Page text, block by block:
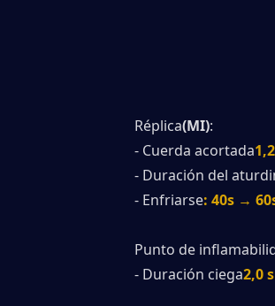
Réplica(MI):
- Cuerda acortada
- Duración del
- Enfriarse: 40s →
Punto de
- Duración ciega2,0